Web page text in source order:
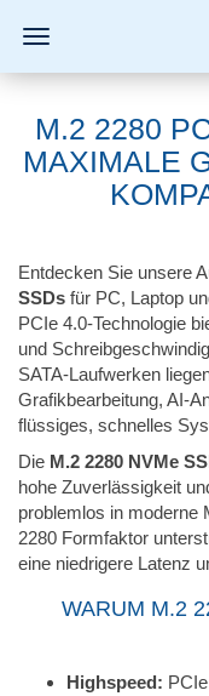
M.2 2280
MAXIMALE
Entdecken Sie unsere
SSDs für PC, Laptop
PCIe 4.0-Technologie
und
SATA-Laufwerken
Grafikbearbeitung, AI-
flüssiges, schnelles
Die M.2 2280 NVMe
hohe Zuverlässigkeit
problemlos in moderne
2280 Formfaktor
eine niedrigere Latenz
WARUM M.2
Highspeed: